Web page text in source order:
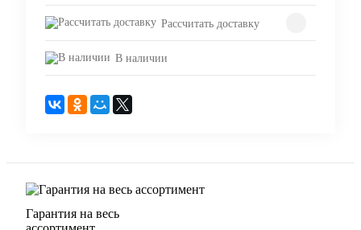
Рассчитать доставку
В наличии
Гарантия на весь